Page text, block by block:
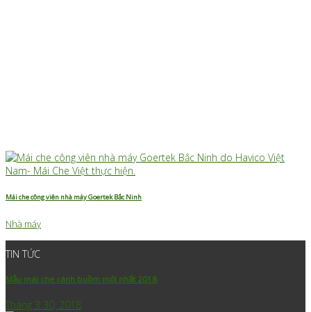
Mái che công viên nhà máy Goertek Bắc Ninh
Nhà máy
TIN TỨC
Mẫu mái che cánh buồm mới nhất 2018
Tháng 3 30, 2018